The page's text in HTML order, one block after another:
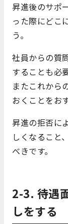
昇進後のサポ
った際にどこ
う。
社員からの質
することも必
またこれから
おくことをお
昇進の拒否に
しくなること
べきです。
2-3. 待遇
しをする